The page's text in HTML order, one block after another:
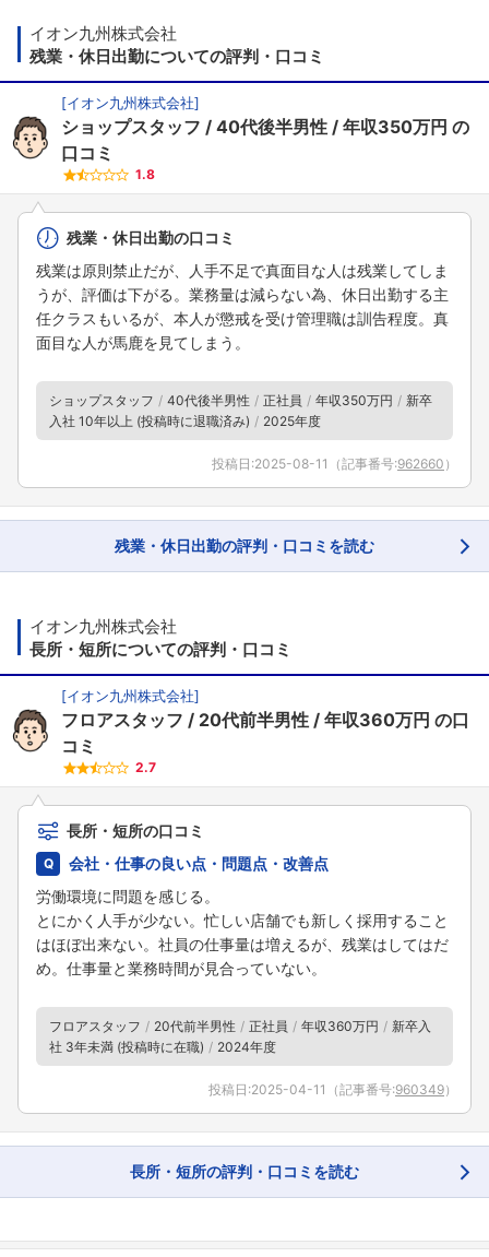
イオン九州株式会社
残業・休日出勤についての評判・口コミ
[イオン九州株式会社]
ショップスタッフ 40代後半男性 年収350万円 の
口コミ
1.8
残業・休日出勤の口コミ
残業は原則禁止だが、人手不足で真面目な人は残業してしま
うが、評価は下がる。業務量は減らない為、休日出勤する主
任クラスもいるが、本人が懲戒を受け管理職は訓告程度。真
面目な人が馬鹿を見てしまう。
ショップスタッフ 40代後半男性 正社員 年収350万円
新卒
入社 10年以上 (投稿時に退職済み)
2025年度
投稿日:2025-08-11 （記事番号:962660 ）
残業・休日出勤の評判・口コミを読む
イオン九州株式会社
長所・短所についての評判・口コミ
[イオン九州株式会社]
フロアスタッフ 20代前半男性 年収360万円 の口
コミ
2.7
長所・短所の口コミ
会社・仕事の良い点・問題点・改善点
労働環境に問題を感じる。
とにかく人手が少ない。忙しい店舗でも新しく採用すること
はほぼ出来ない。社員の仕事量は増えるが、残業はしてはだ
め。仕事量と業務時間が見合っていない。
フロアスタッフ 20代前半男性 正社員 年収360万円
新卒入
社 3年未満 (投稿時に在職)
2024年度
投稿日:2025-04-11 （記事番号:960349）
長所・短所の評判・口コミを読む